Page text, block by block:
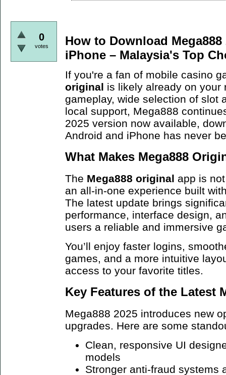
0
votes
How to Download
iPhone – Malaysia's Top
If you're a fan of mobile casino
original is likely already on your
gameplay, wide selection of slot
local support, Mega888
2025 version now available,
Android and iPhone has never
What Makes Mega888
The Mega888 original app is
an all-in-one experience built
The latest update brings
performance, interface design,
users a reliable and immersive
You’ll enjoy faster logins,
games, and a more intuitive
access to your favorite titles.
Key Features of the Latest
Mega888 2025 introduces new
upgrades. Here are some
Clean, responsive UI
models
Stronger anti-fraud systems